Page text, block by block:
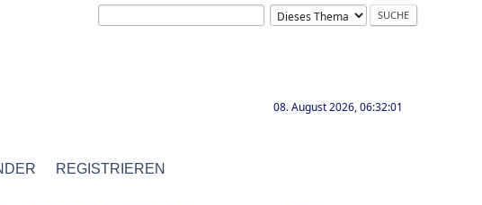
08. August 2026, 06:32:01
REGISTRIEREN